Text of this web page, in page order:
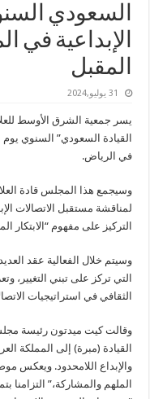
السعودي
الإبداعية في
المقبل
31 يوليو,2024
يسر جمعية الشرق الأوسط
في الرياض.
وسيجمع هذا المجلس قادة
لمناقشة مستقبل الاتصالات
التركيز على مفهوم “الابتكار
وسيتم خلال الفعالية عقد
التي تركز على تبني التغيير،
الثقافي في استراتيجيات
وقالت كيت ميدتون رئيسة
القيادة (مبرة) إلى المملكة
والإبداع اللامحدود. ويعكس
الملهم والمشاركة،”